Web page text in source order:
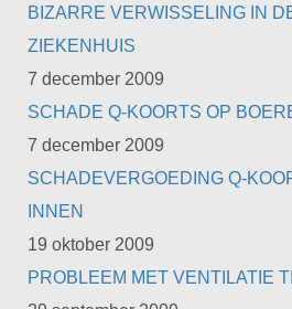
BIZARRE VERWISSELING IN
ZIEKENHUIS
7 december 2009
SCHADE Q-KOORTS OP
7 december 2009
SCHADEVERGOEDING Q-
INNEN
19 oktober 2009
PROBLEEM MET VENTILATIE